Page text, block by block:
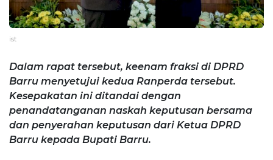
ist
Dalam rapat tersebut, keenam fraksi di DPRD
Barru menyetujui kedua Ranperda tersebut.
Kesepakatan ini ditandai dengan
penandatanganan naskah keputusan bersama
dan penyerahan keputusan dari Ketua DPRD
Barru kepada Bupati Barru.